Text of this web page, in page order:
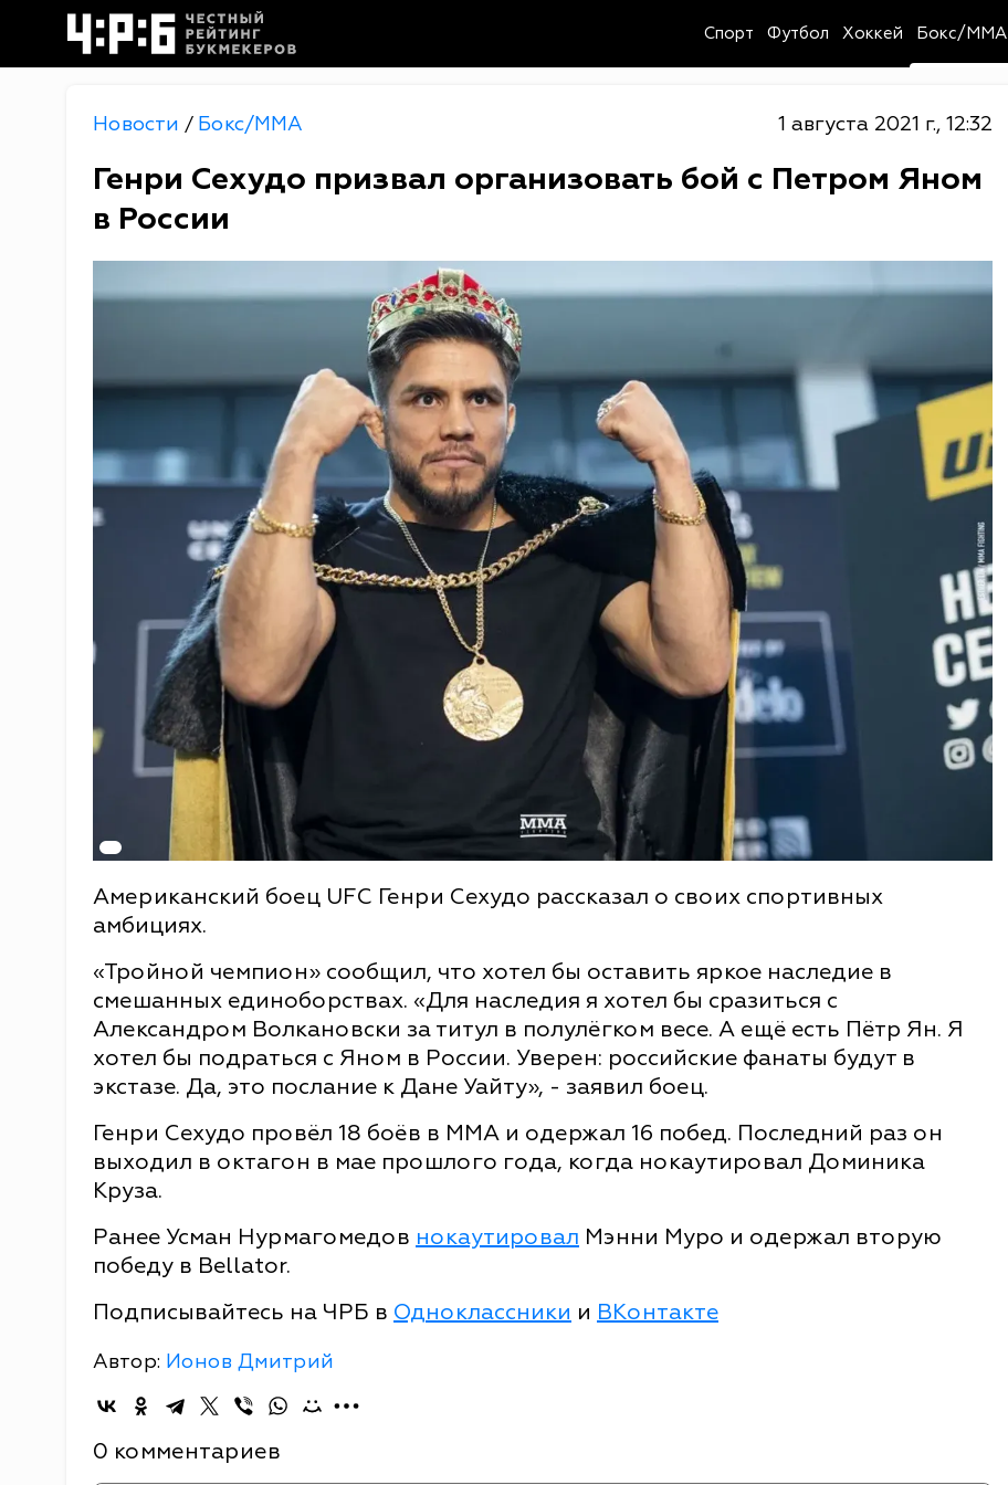
Спорт Футбол Хоккей Бокс/MMA
Новости / Бокс/MMA 1 августа 2021 г., 12:32
Генри Сехудо призвал организовать бой с Петром Яном
в России
Американский боец UFC Генри Сехудо рассказал о своих спортивных
амбициях.
«Тройной чемпион» сообщил, что хотел бы оставить яркое наследие в
смешанных единоборствах. «Для наследия я хотел бы сразиться с
Александром Волкановски за титул в полулёгком весе. А ещё есть Пётр Ян. Я
хотел бы подраться с Яном в России. Уверен: российские фанаты будут в
экстазе. Да, это послание к Дане Уайту», - заявил боец.
Генри Сехудо провёл 18 боёв в ММА и одержал 16 побед. Последний раз он
выходил в октагон в мае прошлого года, когда нокаутировал Доминика
Круза.
Ранее Усман Нурмагомедов нокаутировал Мэнни Муро и одержал вторую
победу в Bellator.
Подписывайтесь на ЧРБ в Одноклассники и ВКонтакте
Автор: Ионов Дмитрий
0 комментариев